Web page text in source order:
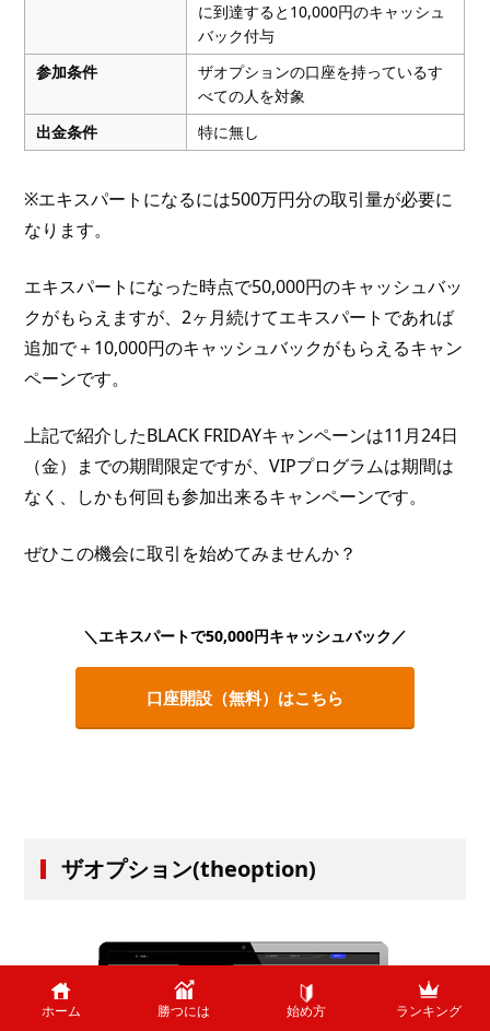
に到達すると10,000円のキャッシュ
バック付与
参加条件
ザオプションの口座を持っているす
べての人を対象
出金条件
特に無し
※エキスパートになるには500万円分の取引量が必要に
なります。
エキスパートになった時点で50,000円のキャッシュバッ
クがもらえますが、2ヶ月続けてエキスパートであれば
追加で＋10,000円のキャッシュバックがもらえるキャン
ペーンです。
上記で紹介したBLACK FRIDAYキャンペーンは11月24日
（金）までの期間限定ですが、VIPプログラムは期間は
なく、しかも何回も参加出来るキャンペーンです。
ぜひこの機会に取引を始めてみませんか？
＼エキスパートで50,000円キャッシュバック／
口座開設（無料）はこちら
ザオプション(theoption)
ホーム 勝つには 始め方 ランキング